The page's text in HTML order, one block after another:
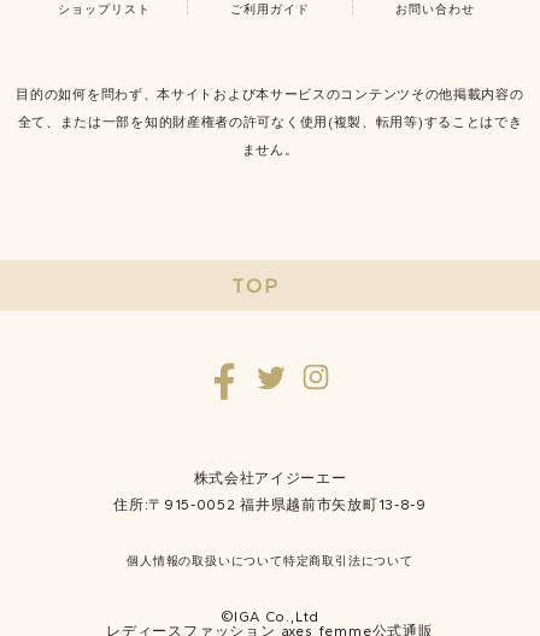
ショップリスト ご利用ガイド お問い合わせ
目的の如何を問わず、本サイトおよび本サービスのコンテンツその他掲載内容の
全て、または一部を知的財産権者の許可なく使用(複製、転用等)することはでき
ません。
TOP
株式会社アイジーエー
住所:〒915-0052 福井県越前市矢放町13-8-9
個人情報の取扱いについて特定商取引法について
©IGA Co.,Ltd
レディースファッション axes femme公式通販